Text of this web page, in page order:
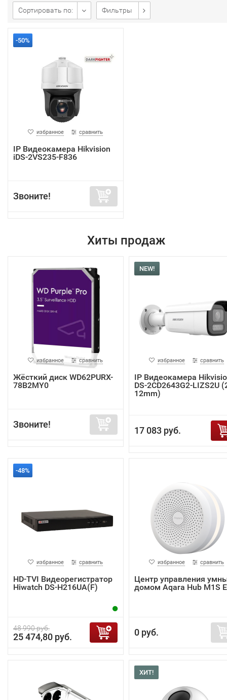
Сортировать по: Фильтры
-50%
избранное сравнить
IP Видеокамера Hikvision
iDS-2VS235-F836
Звоните!
Хиты продаж
избранное сравнить
Жёсткий диск WD62PURX-
78B2MY0
Звоните!
NEW!
избранное сравнить
IP Видеокамера
DS-2CD2643G2-LIZS2U
12mm)
17 083 руб.
-48%
избранное сравнить
HD-TVI Видеорегистратор
Hiwatch DS-H216UA(F)
48 990 руб.
25 474,80 руб.
избранное сравнить
Центр управления
домом Aqara Hub M1S
0 руб.
ХИТ!